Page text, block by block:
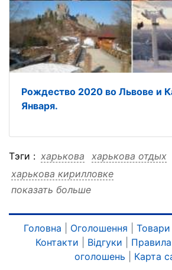
Pождеcтво 2020 во Львове и
Янваpя.
Тэги : харькова
харькова отдых
харькова кирилловке
харькова кирилловке отдых
отдых кирилловке харькова
кирилловке харькова
показать больше
Головна Оголошення Товари
Контакти
Відгуки
оголошень
Карта